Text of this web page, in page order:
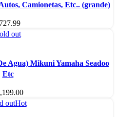
Camionetas, Etc.. (grande)
727.99
out
Agua) Mikuni Yamaha Seadoo
Etc
outHot